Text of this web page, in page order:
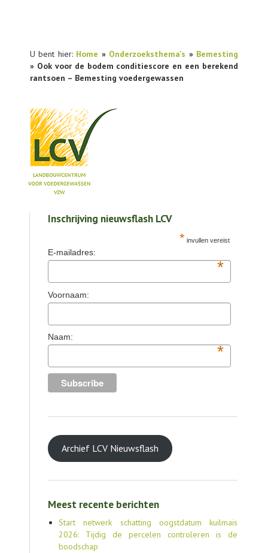
U bent hier: Home » Onderzoeksthema's » Bemesting
» Ook voor de bodem conditiescore en een berekend
rantsoen – Bemesting voedergewassen
PUBLICATIES
AGENDA
OVER LCV
Inschrijving nieuwsflash LCV
* invullen vereist
E-mailadres:
*
Voornaam:
Naam:
*
Archief LCV Nieuwsflash
Meest recente berichten
Start netwerk schatting oogstdatum kuilmais
2026: Tijdig de percelen controleren is de
boodschap